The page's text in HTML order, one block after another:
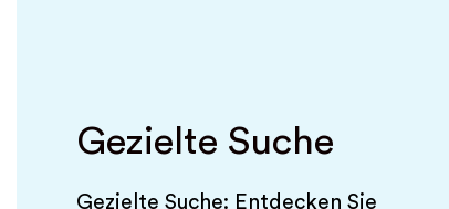
Gezielte Suche
Gezielte Suche: Entdecken Sie